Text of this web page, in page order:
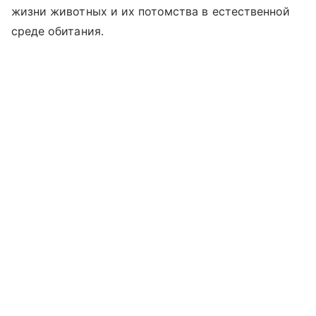
жизни животных и их потомства в естественной
среде обитания.